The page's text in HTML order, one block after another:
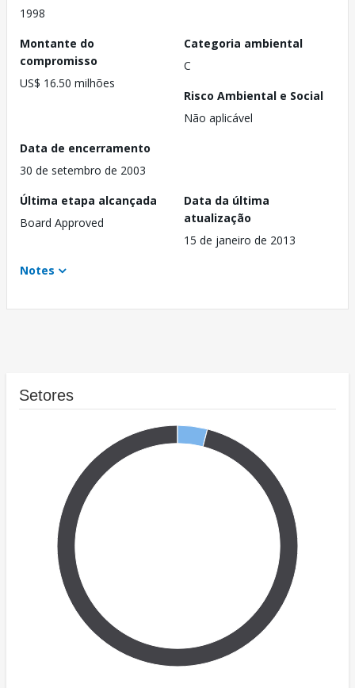
1998
Montante do
compromisso
US$ 16.50 milhões
Categoria ambiental
C
Risco Ambiental e Social
Não aplicável
Data de encerramento
30 de setembro de 2003
Última etapa alcançada
Board Approved
Data da última
atualização
15 de janeiro de 2013
Notes
Setores